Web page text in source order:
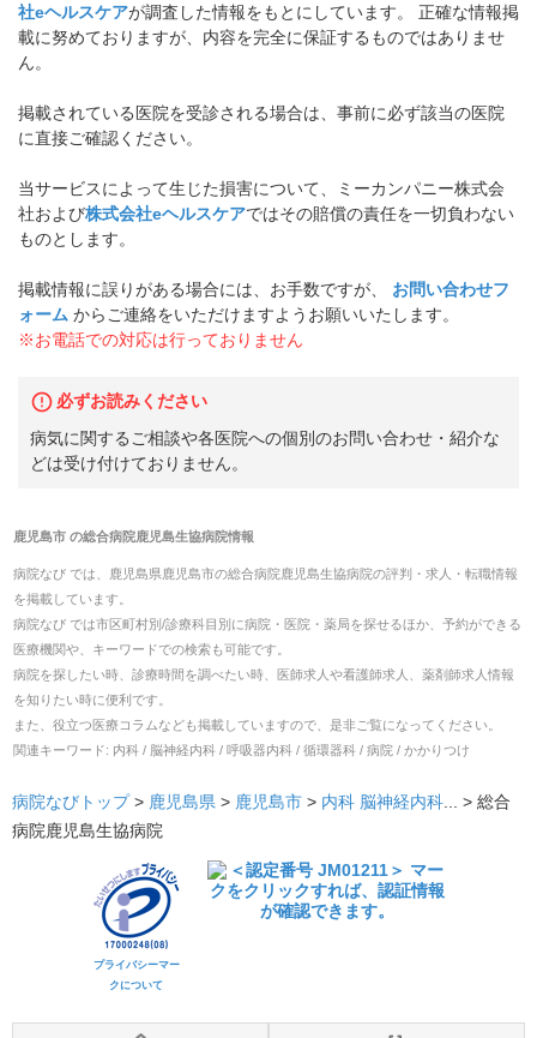
社eヘルスケアが調査した情報をもとにしています。 正確な情報掲
載に努めておりますが、内容を完全に保証するものではありませ
ん。
掲載されている医院を受診される場合は、事前に必ず該当の医院
に直接ご確認ください。
当サービスによって生じた損害について、ミーカンパニー株式会
社および株式会社eヘルスケアではその賠償の責任を一切負わない
ものとします。
掲載情報に誤りがある場合には、お手数ですが、
お問い合わせフ
ォーム からご連絡をいただけますようお願いいたします。
※お電話での対応は行っておりません
必ずお読みください
病気に関するご相談や各医院への個別のお問い合わせ・紹介な
どは受け付けておりません。
鹿児島市の総合病院鹿児島生協病院情報
病院なび では、 鹿児島県鹿児島市の総合病院鹿児島生協病院の評判・求人・転職情報
を掲載しています。
病院なび では市区町村別/診療科目別に病院・医院・薬局を探せるほか、予約ができる
医療機関や、キーワードでの検索も可能です。
病院を探したい時、診療時間を調べたい時、医師求人や看護師求人、薬剤師求人情報
を知りたい時に便利です。
また、役立つ医療コラムなども掲載していますので、是非ご覧になってください。
関連キーワード: 内科 / 脳神経内科 / 呼吸器内科 / 循環器科 / 病院 / かかりつけ
病院なびトップ > 鹿児島県 > 鹿児島市 > 内科 脳神経内科... > 総合
病院鹿児島生協病院
プライバシーマー
クについて